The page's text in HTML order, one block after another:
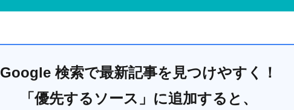
Google 検索で最新記事を見つけやすく！
「優先するソース」に追加すると、